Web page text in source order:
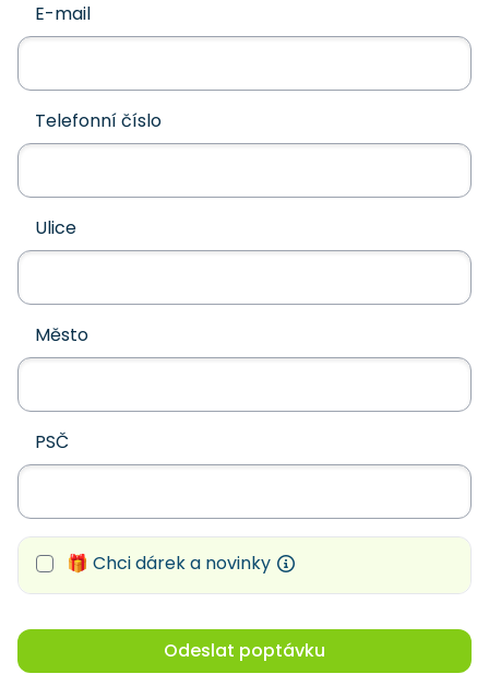
E-mail
Telefonní číslo
Ulice
Město
PSČ
🎁 Chci dárek a novinky
Odeslat poptávku